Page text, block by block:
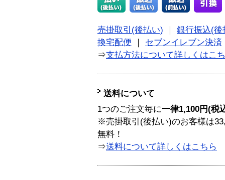
売掛取引(後払い)
銀行振込(後
換宅配便
セブンイレブン決済
⇒支払方法について詳しくはこ
送料について
1つのご注文毎に一律1,100円(税
※売掛取引(後払い)のお客様は
無料！
⇒送料について詳しくはこちら